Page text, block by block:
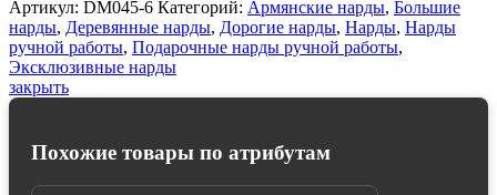
Артикул: DM045-6 Категорий: Армянские нарды, Большие
нарды, Деревянные нарды, Дорогие нарды, Нарды, Нарды
ручной работы, Подарочные нарды ручной работы,
Эксклюзивные нарды
закрыть
Похожие товары по атрибутам